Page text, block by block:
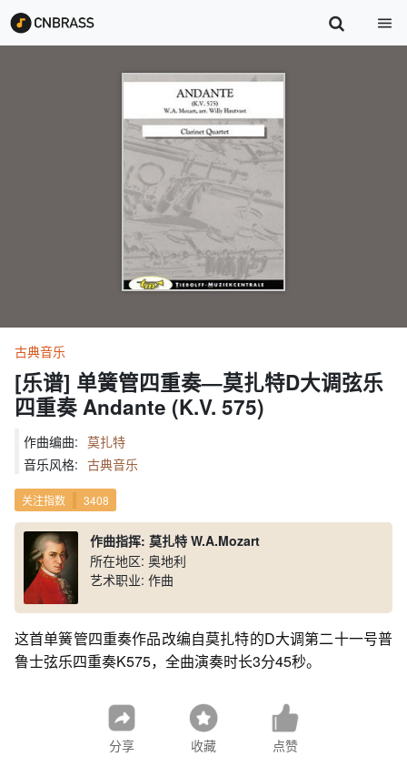
古典音乐
[乐谱] 单簧管四重奏—莫扎特D大调弦乐
四重奏 Andante (K.V. 575)
作曲编曲: 莫扎特
音乐风格: 古典音乐
关注指数 3408
作曲指挥: 莫扎特 W.A.Mozart
所在地区: 奥地利
艺术职业: 作曲
这首单簧管四重奏作品改编自莫扎特的D大调第二十一号普
鲁士弦乐四重奏K575，全曲演奏时长3分45秒。
分享 收藏 点赞